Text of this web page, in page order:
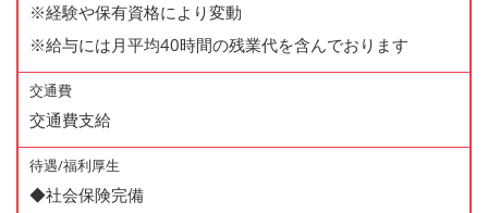
※経験や保有資格により変動
※給与には月平均40時間の残業代を含んでおります
交通費
交通費支給
待遇/福利厚生
◆社会保険完備